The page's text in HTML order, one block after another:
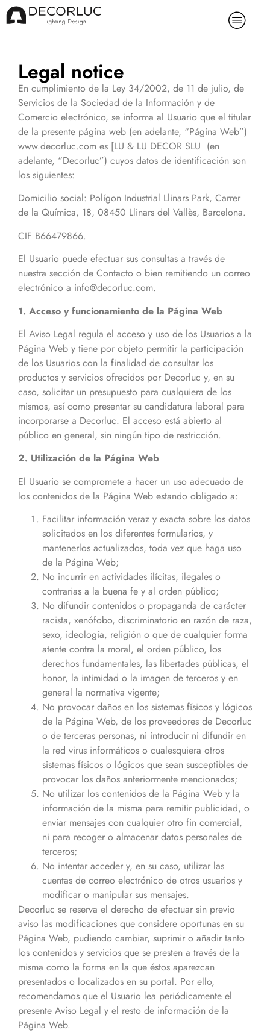
Legal notice
En cumplimiento de la Ley 34/2002, de 11 de julio, de
Servicios de la Sociedad de la Información y de
Comercio electrónico, se informa al Usuario que el titular
de la presente página web (en adelante, “Página Web”)
www.decorluc.com es [LU & LU DECOR SLU (en
adelante, “Decorluc”) cuyos datos de identificación son
los siguientes:
Domicilio social: Polígon Industrial Llinars Park, Carrer
de la Química, 18, 08450 Llinars del Vallès, Barcelona.
CIF B66479866.
El Usuario puede efectuar sus consultas a través de
nuestra sección de Contacto o bien remitiendo un correo
electrónico a info@decorluc.com.
1. Acceso y funcionamiento de la Página Web
El Aviso Legal regula el acceso y uso de los Usuarios a la
Página Web y tiene por objeto permitir la participación
de los Usuarios con la finalidad de consultar los
productos y servicios ofrecidos por Decorluc y, en su
caso, solicitar un presupuesto para cualquiera de los
mismos, así como presentar su candidatura laboral para
incorporarse a Decorluc. El acceso está abierto al
público en general, sin ningún tipo de restricción.
2. Utilización de la Página Web
El Usuario se compromete a hacer un uso adecuado de
los contenidos de la Página Web estando obligado a:
Facilitar información veraz y exacta sobre los datos
solicitados en los diferentes formularios, y
mantenerlos actualizados, toda vez que haga uso
de la Página Web;
No incurrir en actividades ilícitas, ilegales o
contrarias a la buena fe y al orden público;
No difundir contenidos o propaganda de carácter
racista, xenófobo, discriminatorio en razón de raza,
sexo, ideología, religión o que de cualquier forma
atente contra la moral, el orden público, los
derechos fundamentales, las libertades públicas, el
honor, la intimidad o la imagen de terceros y en
general la normativa vigente;
No provocar daños en los sistemas físicos y lógicos
de la Página Web, de los proveedores de Decorluc
o de terceras personas, ni introducir ni difundir en
la red virus informáticos o cualesquiera otros
sistemas físicos o lógicos que sean susceptibles de
provocar los daños anteriormente mencionados;
No utilizar los contenidos de la Página Web y la
información de la misma para remitir publicidad, o
enviar mensajes con cualquier otro fin comercial,
ni para recoger o almacenar datos personales de
terceros;
No intentar acceder y, en su caso, utilizar las
cuentas de correo electrónico de otros usuarios y
modificar o manipular sus mensajes.
Decorluc se reserva el derecho de efectuar sin previo
aviso las modificaciones que considere oportunas en su
Página Web, pudiendo cambiar, suprimir o añadir tanto
los contenidos y servicios que se presten a través de la
misma como la forma en la que éstos aparezcan
presentados o localizados en su portal. Por ello,
recomendamos que el Usuario lea periódicamente el
presente Aviso Legal y el resto de información de la
Página Web.